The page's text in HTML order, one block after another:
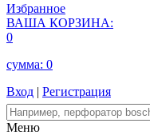
Избранное
ВАША КОРЗИНА:
0
сумма: 0
Вход | Регистрация
Меню